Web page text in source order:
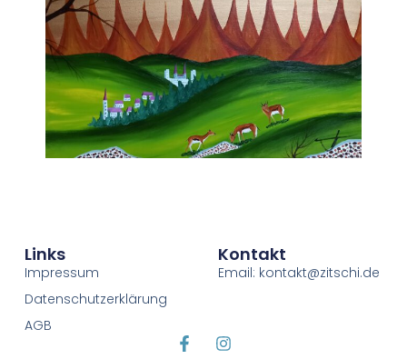
Links
Impressum
Datenschutzerklärung
AGB
Kontakt
Email: kontakt@zitschi.de